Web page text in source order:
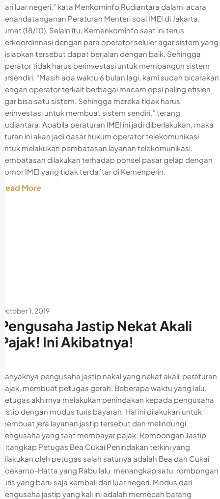
dari luar negeri,” kata Menkominfo Rudiantara dalam acara
penandatanganan Peraturan Menteri soal IMEI di Jakarta,
Jumat (18/10). Selain itu, Kemenkominfo saat ini terus
berkoordinnasi dengan para operator seluler agar sistem yang
disiapkan tersebut dapat berjalan dengan baik. Sehingga
operator tidak harus berinvestasi untuk membangun sistem
tersendiri. “Masih ada waktu 6 bulan lagi, kami sudah bicarakan
dengan operator terkait berbagai macam opsi paling efisien
agar bisa satu sistem. Sehingga mereka tidak harus
berinvestasi untuk membuat sistem sendiri,” terang
Rudiantara. Apabila peraturan IMEI ini jadi diberlakukan, maka
aturan ini akan jadi dasar hukum operator telekomunikasi
untuk melakukan pembatasan layanan telekomunikasi.
Pembatasan dilakukan terhadap ponsel pasar gelap dengan
nomor IMEI yang tidak terdaftar di Kemenperin.
Read More
October 1, 2019
Pengusaha Jastip Nekat Akali
Pajak! Ini Akibatnya!
Banyaknya pengusaha jastip nakal yang nekat akali peraturan
pajak, membuat petugas gerah. Beberapa waktu yang lalu,
petugas akhirnya melakukan penindakan kepada pengusaha
jastip dengan modus turis bayaran. Hal ini dilakukan untuk
membuat jera layanan jastip tersebut dan melindungi
pengusaha yang taat membayar pajak. Rombongan Jastip
Ditangkap Petugas Bea Cukai Penindakan terkini yang
dilakukan oleh petugas salah satunya adalah Bea dan Cukai
Soekarno-Hatta yang Rabu lalu menangkap satu rombongan
turis yang baru saja kembali dari luar negeri. Modus dari
pengusaha jastip yang kali ini adalah memecah barang